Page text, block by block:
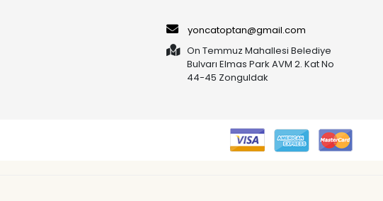
yoncatoptan@gmail.com
On Temmuz Mahallesi Belediye
Bulvarı Elmas Park AVM 2. Kat No
44-45 Zonguldak